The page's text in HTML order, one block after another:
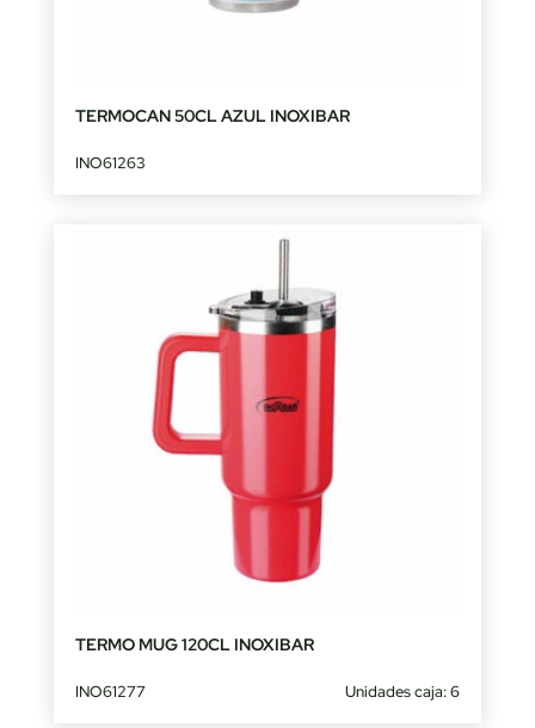
TERMOCAN 50CL AZUL INOXIBAR
INO61263
TERMO MUG 120CL INOXIBAR
INO61277 Unidades caja: 6